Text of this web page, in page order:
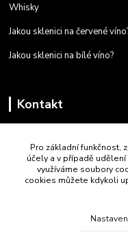
Whisky
Jakou sklenici na červené
Jakou sklenici na bílé víno?
Kontakt
Po - Pá 9:00 - 16:00
jtf.luby@seznam.cz
Pro základní funkčnost,
účely a v případě
využíváme soubory
cookies můžete kdykoli